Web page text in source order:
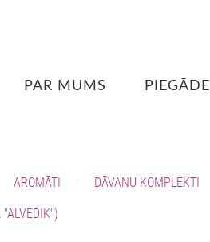
PAR MUMS PIEGĀDE
AROMĀTI DĀVANU KOMPLEKTI